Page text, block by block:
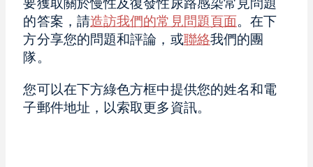
要獲取關於慢性及復發性尿路感染常見問題
的答案，請造訪我們的常見問題頁面 。在下
方分享您的問題和評論，或聯絡我們的團
隊。
您可以在下方綠色方框中提供您的姓名和電
子郵件地址，以索取更多資訊。